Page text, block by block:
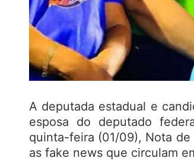
A deputada estadual e
esposa do deputado
quinta-feira (01/09), Nota de
as fake news que circulam